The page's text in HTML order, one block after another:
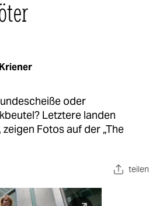
oder
Letztere landen
Fotos auf der „The
teilen